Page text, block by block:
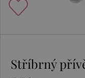
Stříbrný